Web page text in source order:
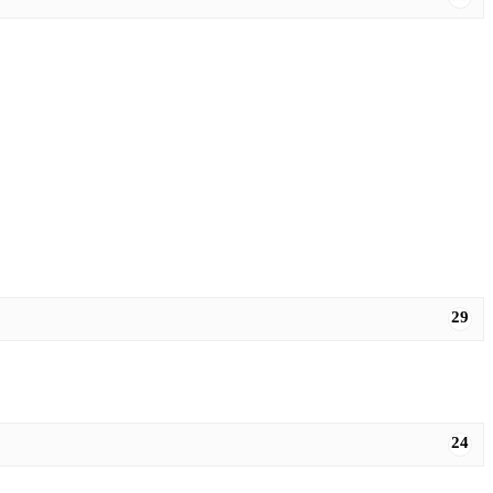
29
24